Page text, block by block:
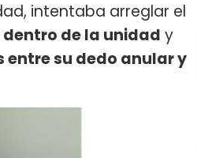
intentaba arreglar el
de la unidad y
su dedo anular y